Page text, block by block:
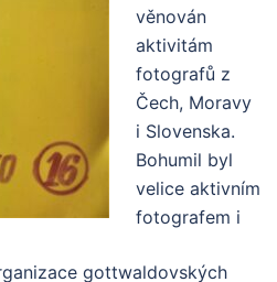
věnován
aktivitám
fotografů z
Čech, Moravy
i Slovenska.
Bohumil byl
velice aktivním
fotografem i
gottwaldovských